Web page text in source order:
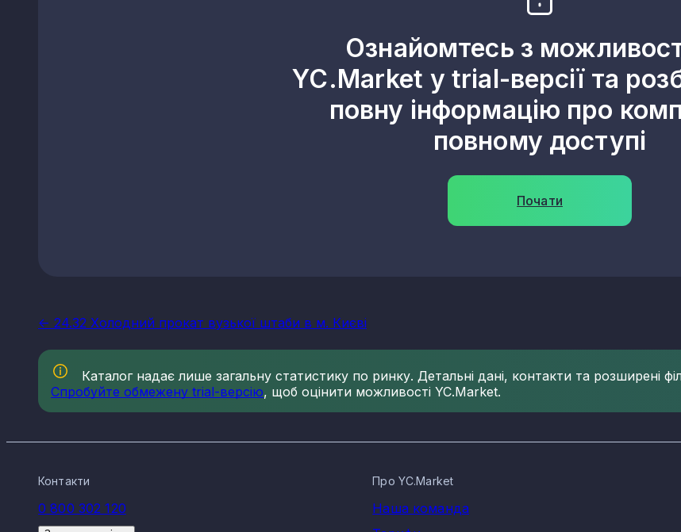
Ознайомтесь з
YC.Market у trial-версії та
повну інформацію про
повному доступі
Почати
<- 24.32 Холодний прокат вузької штаби в м. Києві
Каталог надає лише загальну статистику по ринку. Детальні дані, контакти та розширені
Спробуйте обмежену trial-версію, щоб оцінити можливості YC.Market.
Контакти
0 800 302 120
Про YC.Market
Наша команда